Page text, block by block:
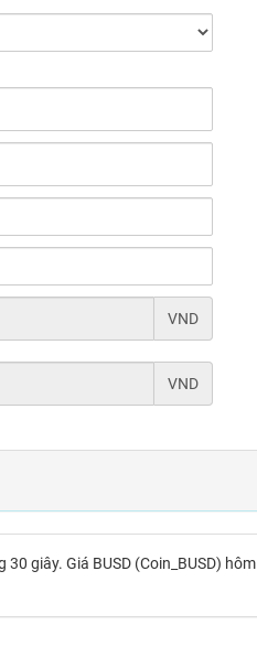
VND
VND
giây. Giá BUSD (Coin_BUSD) hôm